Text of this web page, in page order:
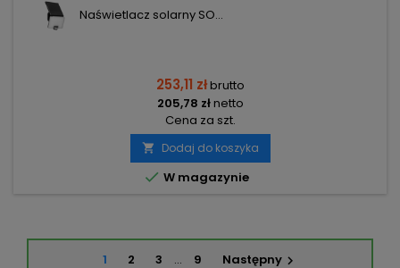
Naświetlacz solarny SO...
253,11 złbrutto
205,78 złnetto
Cena za szt.
 Dodaj do koszyka
 W magazynie
1 2 3 … 9 Następny